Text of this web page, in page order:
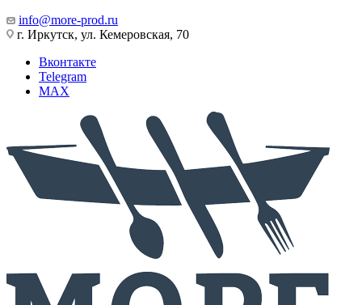
info@more-prod.ru
г. Иркутск, ул. Кемеровская, 70
Вконтакте
Telegram
MAX